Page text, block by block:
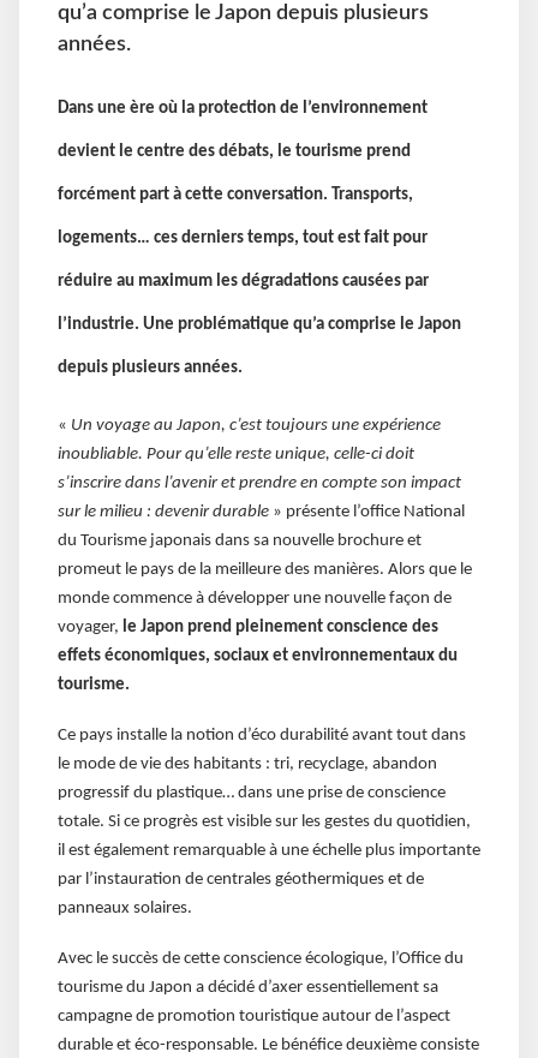
qu’a comprise le Japon depuis plusieurs
années.
Dans une ère où la protection de l’environnement
devient le centre des débats, le tourisme prend
forcément part à cette conversation. Transports,
logements… ces derniers temps, tout est fait pour
réduire au maximum les dégradations causées par
l’industrie. Une problématique qu’a comprise le Japon
depuis plusieurs années.
« Un voyage au Japon, c’est toujours une expérience
inoubliable. Pour qu’elle reste unique, celle-ci doit
s’inscrire dans l’avenir et prendre en compte son impact
sur le milieu : devenir durable » présente l’office National
du Tourisme japonais dans sa nouvelle brochure et
promeut le pays de la meilleure des manières. Alors que le
monde commence à développer une nouvelle façon de
voyager, le Japon prend pleinement conscience des
effets économiques, sociaux et environnementaux du
tourisme.
Ce pays installe la notion d’éco durabilité avant tout dans
le mode de vie des habitants : tri, recyclage, abandon
progressif du plastique… dans une prise de conscience
totale. Si ce progrès est visible sur les gestes du quotidien,
il est également remarquable à une échelle plus importante
par l’instauration de centrales géothermiques et de
panneaux solaires.
Avec le succès de cette conscience écologique, l’Office du
tourisme du Japon a décidé d’axer essentiellement sa
campagne de promotion touristique autour de l’aspect
durable et éco-responsable. Le bénéfice deuxième consiste